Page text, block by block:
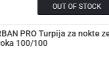
OUT OF STOCK
PRO Turpija za nokte
100/100